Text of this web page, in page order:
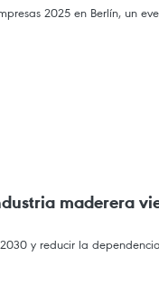
2025 en Berlín, un
maderera
y reducir la